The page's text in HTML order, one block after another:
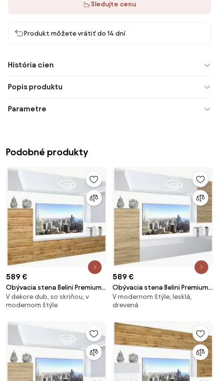
Sledujte cenu
Produkt môžete vrátiť do 14 dní
História cien
Popis produktu
Parametre
Podobné produkty
589 €
Obývacia stena Belini Premium
Full Version biely matný / dub
wotan + LED osvetlenie Nexum
V dekore dub, so skriňou, v
modernom štýle
589 €
Obývacia stena Belini Premium
Full Version biely lesk / dub
sonoma + LED osvetlenie Nexum
V modernom štýle, lesklá,
drevená